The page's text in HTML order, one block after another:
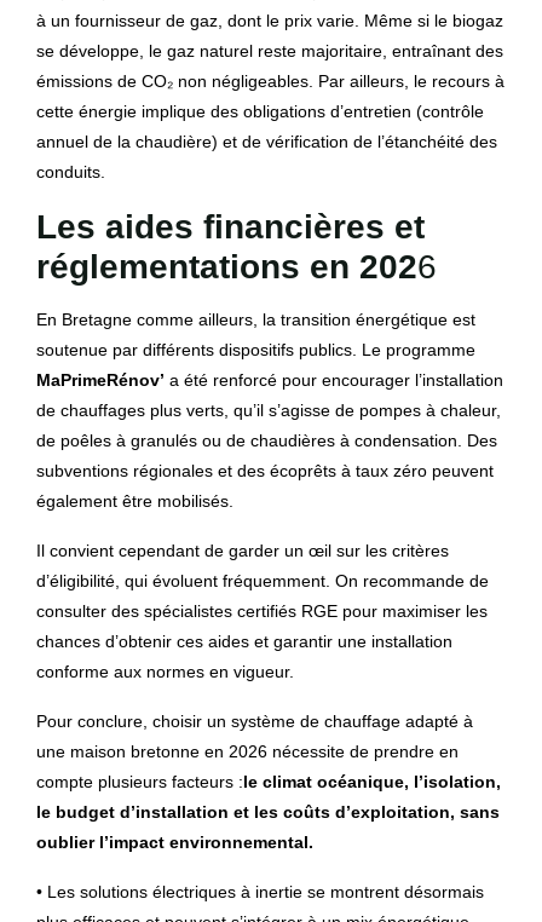
à un fournisseur de gaz, dont le prix varie. Même si le biogaz
se développe, le gaz naturel reste majoritaire, entraînant des
émissions de CO₂ non négligeables. Par ailleurs, le recours à
cette énergie implique des obligations d’entretien (contrôle
annuel de la chaudière) et de vérification de l’étanchéité des
conduits.
Les aides financières et
réglementations en 2026
En Bretagne comme ailleurs, la transition énergétique est
soutenue par différents dispositifs publics. Le programme
MaPrimeRénov’ a été renforcé pour encourager l’installation
de chauffages plus verts, qu’il s’agisse de pompes à chaleur,
de poêles à granulés ou de chaudières à condensation. Des
subventions régionales et des écoprêts à taux zéro peuvent
également être mobilisés.
Il convient cependant de garder un œil sur les critères
d’éligibilité, qui évoluent fréquemment. On recommande de
consulter des spécialistes certifiés RGE pour maximiser les
chances d’obtenir ces aides et garantir une installation
conforme aux normes en vigueur.
Pour conclure, choisir un système de chauffage adapté à
une maison bretonne en 2026 nécessite de prendre en
compte plusieurs facteurs :le climat océanique, l’isolation,
le budget d’installation et les coûts d’exploitation, sans
oublier l’impact environnemental.
• Les solutions électriques à inertie se montrent désormais